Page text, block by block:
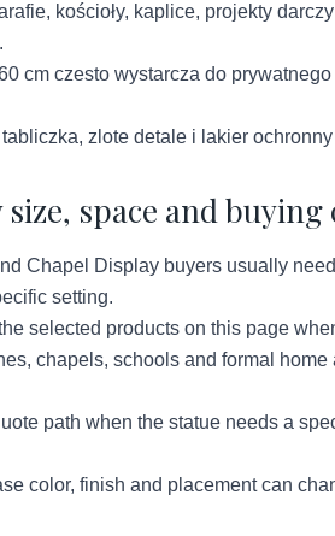
kościoły, kaplice, projekty
cm czesto wystarcza do
zlote detale i lakier
space and buying
Chapel Display buyers usually
setting.
selected products on this page
chapels, schools and formal
path when the statue needs a
color, finish and placement can